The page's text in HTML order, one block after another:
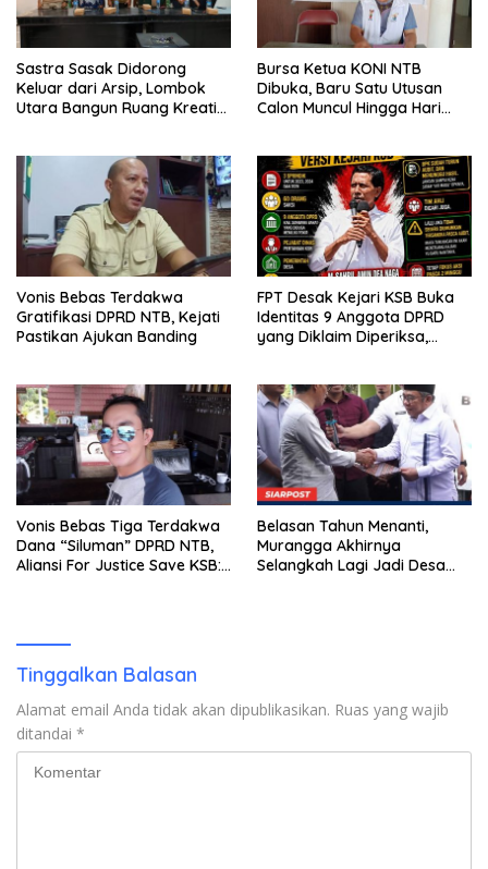
Sastra Sasak Didorong
Keluar dari Arsip, Lombok
Utara Bangun Ruang Kreatif
Bursa Ketua KONI NTB
Dibuka, Baru Satu Utusan
Calon Muncul Hingga Hari
Vonis Bebas Terdakwa
Gratifikasi DPRD NTB, Kejati
Pastikan Ajukan Banding
FPT Desak Kejari KSB Buka
Identitas 9 Anggota DPRD
yang Diklaim Diperiksa,
Vonis Bebas Tiga Terdakwa
Dana “Siluman” DPRD NTB,
Aliansi For Justice Save KSB:
Belasan Tahun Menanti,
Murangga Akhirnya
Selangkah Lagi Jadi Desa
Tinggalkan Balasan
Alamat email Anda tidak akan dipublikasikan. Ruas yang wajib
ditandai *